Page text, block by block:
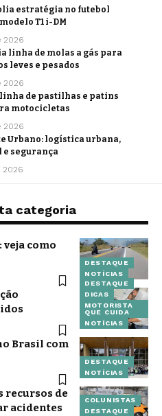
estratégia no futebol
T1 i-DM
2026
linha de molas a gás para
leves e pesados
2026
de pastilhas e patins
motocicletas
2026
Urbano: logística urbana,
e segurança
2026
categoria
DESTAQUE
NOTÍCIAS
como
DESTAQUE
DICAS
MOTORISTA
QUE CUIDA
NOTÍCIAS
DESTAQUE
NOTÍCIAS
Brasil com
COLUNISTAS
DESTAQUE
recursos de
acidentes